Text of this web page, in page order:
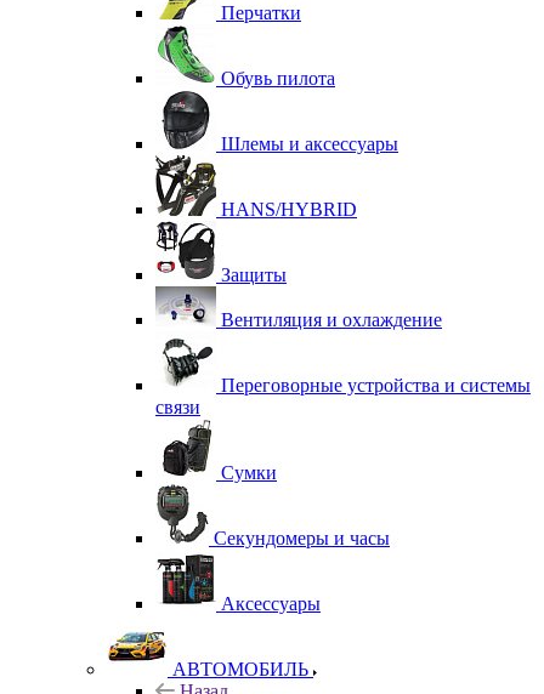
Перчатки
Обувь пилота
Шлемы и аксессуары
HANS/HYBRID
Защиты
Вентиляция и охлаждение
Переговорные устройства и системы
связи
Сумки
Секундомеры и часы
Аксессуары
АВТОМОБИЛЬ